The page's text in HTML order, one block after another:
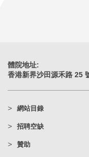
體院地址:
香港新界沙田源禾路 25
網站目錄
招聘空缺
贊助